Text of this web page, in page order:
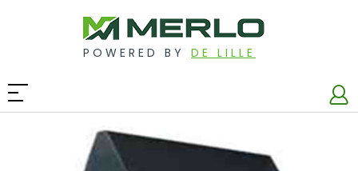
POWERED BY DE LILLE